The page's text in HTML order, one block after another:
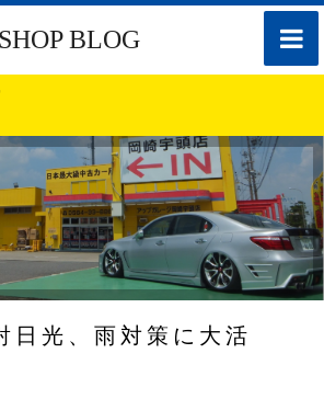
toggle
BLOG
日光、雨対策に大活